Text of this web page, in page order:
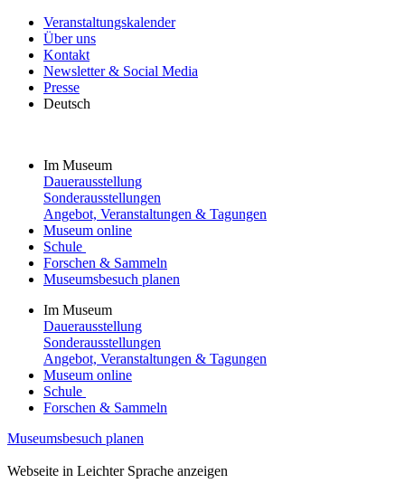
Veranstaltungskalender
Über uns
Kontakt
Newsletter & Social Media
Presse
Deutsch
Im Museum
Dauerausstellung
Sonderausstellungen
Angebot, Veranstaltungen & Tagungen
Museum online
Schule
Forschen & Sammeln
Museumsbesuch planen
Im Museum
Dauerausstellung
Sonderausstellungen
Angebot, Veranstaltungen & Tagungen
Museum online
Schule
Forschen & Sammeln
Museumsbesuch planen
Webseite in Leichter Sprache anzeigen